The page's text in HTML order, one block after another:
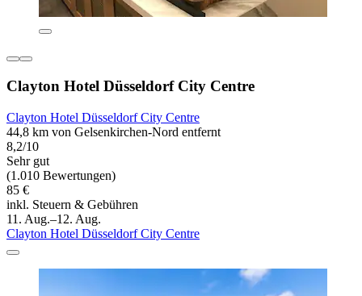
Clayton Hotel Düsseldorf City Centre
Clayton Hotel Düsseldorf City Centre
44,8 km von Gelsenkirchen-Nord entfernt
8,2/10
Sehr gut
(1.010 Bewertungen)
85 €
inkl. Steuern & Gebühren
11. Aug.–12. Aug.
Clayton Hotel Düsseldorf City Centre